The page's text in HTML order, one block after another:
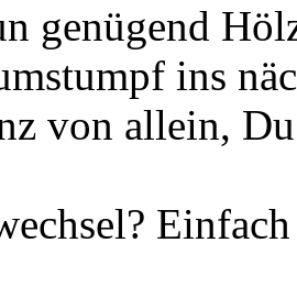
genügend
ins
von allein,